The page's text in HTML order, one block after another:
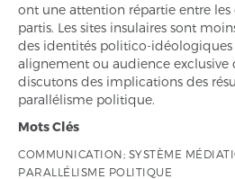
ont une attention répartie entre
partis. Les sites insulaires sont
des identités politico-idéologiques
alignement ou audience exclusive
discutons des implications des
parallélisme politique.
Mots Clés
COMMUNICATION; SYSTÈME
PARALLÉLISME POLITIQUE